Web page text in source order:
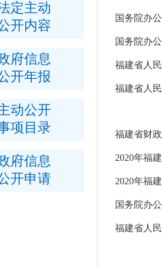
定主动
开内容
府信息
开年报
动公开
项目录
府信息
开申请
国务院办
福建省人
福建省人
福建省财
2020年福
2020年福
国务院办
福建省人